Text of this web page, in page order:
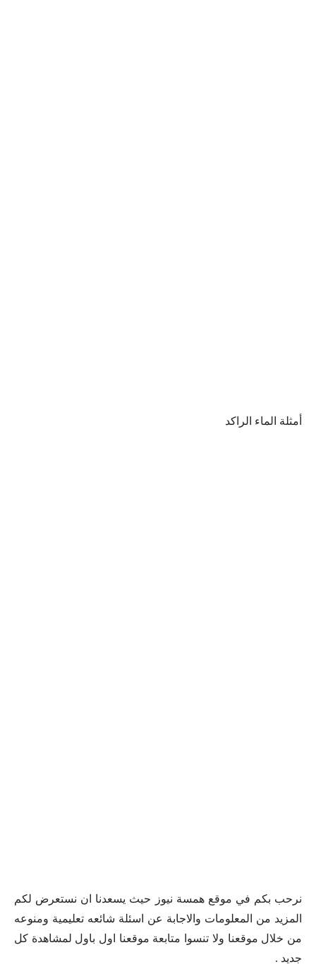
أمثلة الماء الراكد
نرحب بكم في موقع همسة نيوز حيث يسعدنا ان نستعرض لكم
المزيد من المعلومات والاجابة عن اسئلة شائعه تعليمية ومنوعه
من خلال موقعنا ولا تنسوا متابعة موقعنا اول باول لمشاهدة كل
جديد .